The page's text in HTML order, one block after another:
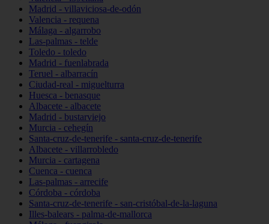
Madrid - villaviciosa-de-odón
Valencia - requena
Málaga - algarrobo
Las-palmas - telde
Toledo - toledo
Madrid - fuenlabrada
Teruel - albarracín
Ciudad-real - miguelturra
Huesca - benasque
Albacete - albacete
Madrid - bustarviejo
Murcia - cehegín
Santa-cruz-de-tenerife - santa-cruz-de-tenerife
Albacete - villarrobledo
Murcia - cartagena
Cuenca - cuenca
Las-palmas - arrecife
Córdoba - córdoba
Santa-cruz-de-tenerife - san-cristóbal-de-la-laguna
Illes-balears - palma-de-mallorca